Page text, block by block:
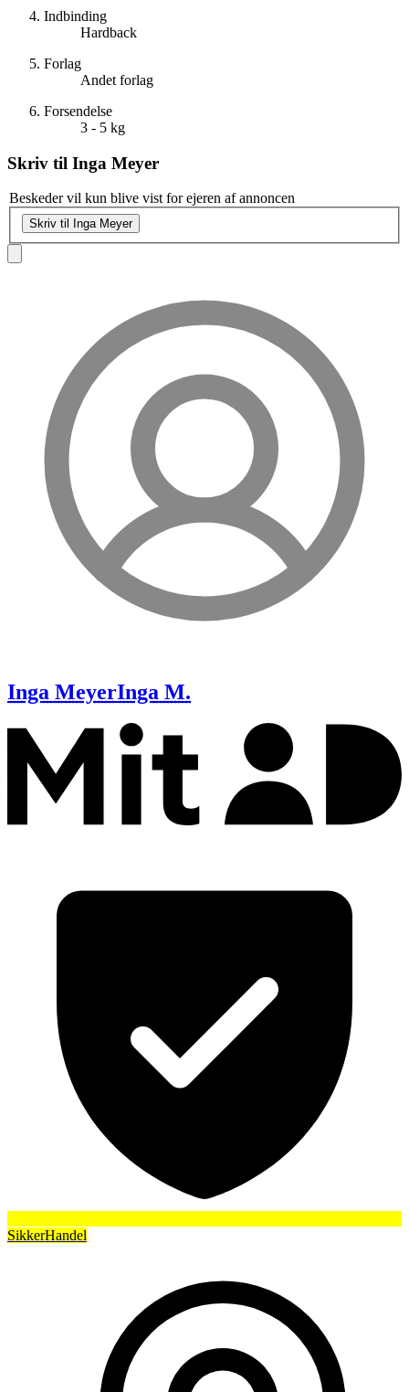
Indbinding
Hardback
Forlag
Andet forlag
Forsendelse
3 - 5 kg
Skriv til Inga Meyer
Beskeder vil kun blive vist for ejeren af annoncen
Skriv til Inga Meyer
Inga MeyerInga M.
SikkerHandel